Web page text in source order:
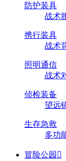
防护装具
战术
携行装具
战术
照明通信
战术
侦检装备
望远
生存急救
多功
冒险公园 